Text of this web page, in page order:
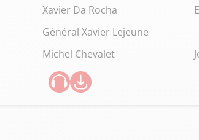
Xavier Da Rocha
Général Xavier Lejeune
Michel Chevalet